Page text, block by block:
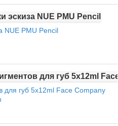
NUE PMU Pencil
для губ 5х12ml Face Company